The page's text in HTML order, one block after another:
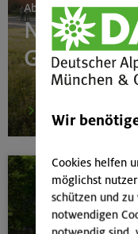
Ab 24. Juni 2026
Neubau
Gilching
mehr
Wir
Cookies helfen
möglichst
schützen und
notwendigen